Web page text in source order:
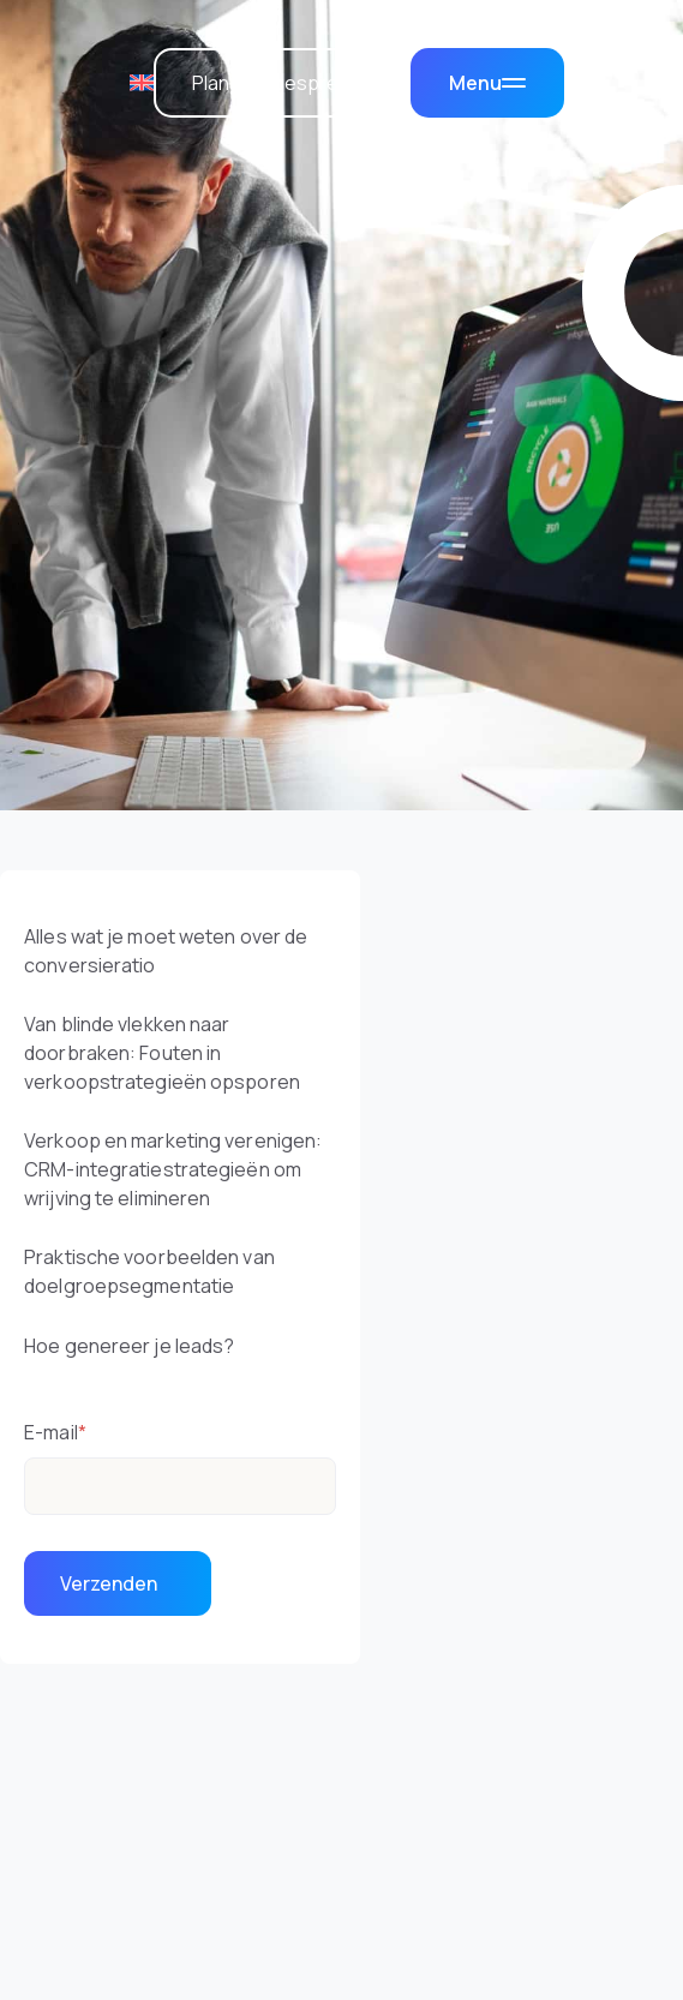
Plan een gesprek → Menu
Alles wat je moet weten over de
conversieratio
Van blinde vlekken naar
doorbraken: Fouten in
verkoopstrategieën opsporen
Verkoop en marketing verenigen:
CRM-integratiestrategieën om
wrijving te elimineren
Praktische voorbeelden van
doelgroepsegmentatie
Hoe genereer je leads?
E-mail*